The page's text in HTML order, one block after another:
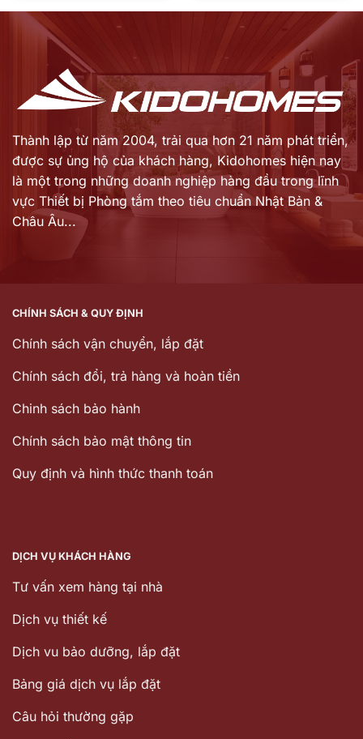
11.900.000 ₫.
8.925.000 ₫.
Thành lập từ năm 2004, trải qua hơn 21 năm phát triển,
được sự ủng hộ của khách hàng, Kidohomes hiện nay
là một trong những doanh nghiệp hàng đầu trong lĩnh
vực Thiết bị Phòng tắm theo tiêu chuẩn Nhật Bản &
Châu Âu...
CHÍNH SÁCH & QUY ĐỊNH
Chính sách vận chuyển, lắp đặt
Chính sách đổi, trả hàng và hoàn tiền
Chinh sách bảo hành
Chính sách bảo mật thông tin
Quy định và hình thức thanh toán
DỊCH VỤ KHÁCH HÀNG
Tư vấn xem hàng tại nhà
Dịch vụ thiết kế
Dịch vu bảo dưỡng, lắp đặt
Bảng giá dịch vụ lắp đặt
Câu hỏi thường gặp